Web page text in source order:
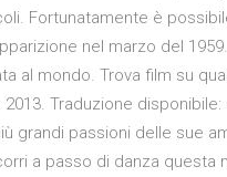
Fortunatamente è
nel marzo del
al mondo. Trova film su
Traduzione disponibile:
grandi passioni delle sue
a passo di danza questa